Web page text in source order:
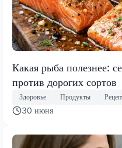
Какая рыба полезнее:
против дорогих сортов
Здоровье Продукты
30 июня